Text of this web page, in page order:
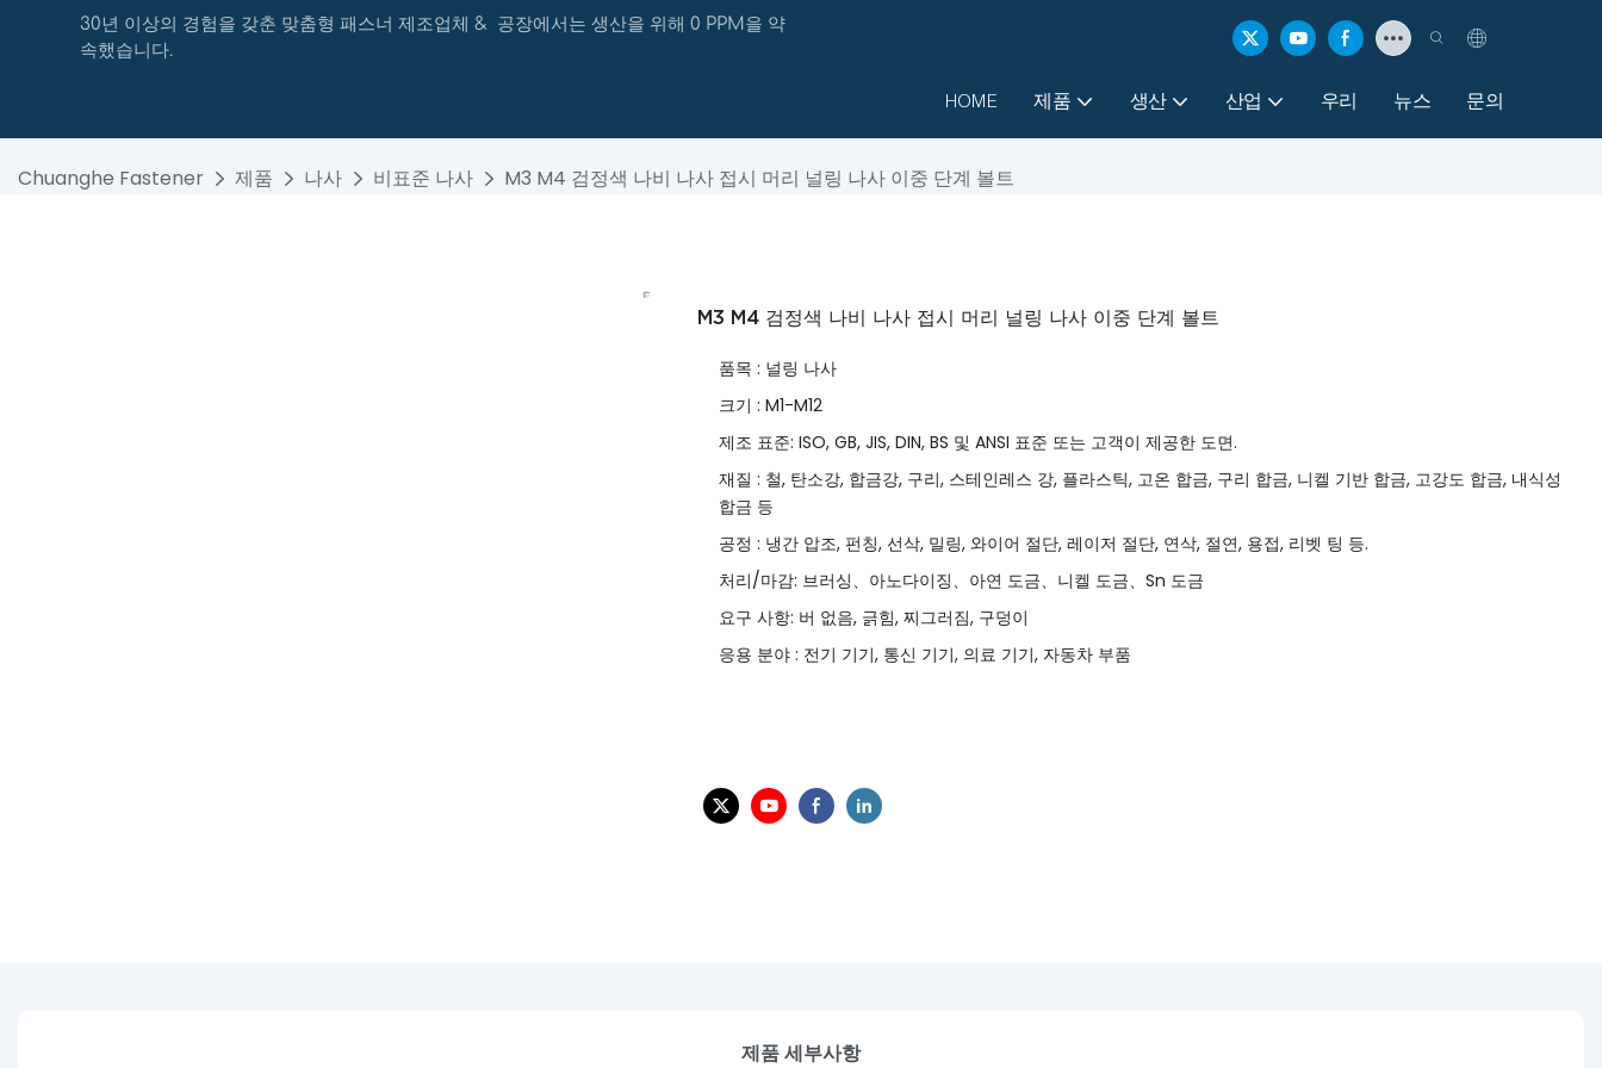
30년 이상의 경험을 갖춘 맞춤형 패스너 제조업체 & 공장에서는 생산을 위해 0 PPM을 약
속했습니다.
HOME 제품 생산 산업 우리 뉴스 문의
Chuanghe Fastener 제품 나사 비표준 나사 M3 M4 검정색 나비 나사 접시 머리 널링 나사 이중 단계 볼트
M3 M4 검정색 나비 나사 접시 머리 널링 나사 이중 단계 볼트
품목 : 널링 나사
크기 : M1-M12
제조 표준: ISO, GB, JIS, DIN, BS 및 ANSI 표준 또는 고객이 제공한 도면.
재질 : 철, 탄소강, 합금강, 구리, 스테인레스 강, 플라스틱, 고온 합금, 구리 합금, 니켈 기반 합금, 고강도 합금, 내식성
합금 등
공정 : 냉간 압조, 펀칭, 선삭, 밀링, 와이어 절단, 레이저 절단, 연삭, 절연, 용접, 리벳 팅 등.
처리/마감: 브러싱、아노다이징、아연 도금、니켈 도금、Sn 도금
요구 사항: 버 없음, 긁힘, 찌그러짐, 구덩이
응용 분야 : 전기 기기, 통신 기기, 의료 기기, 자동차 부품
제품 세부사항